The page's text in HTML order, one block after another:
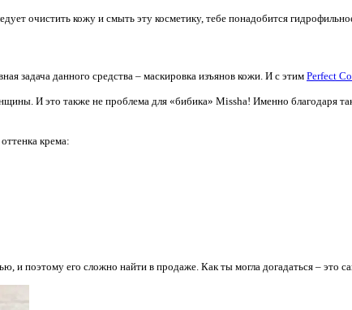
очистить кожу и смыть эту косметику, тебе понадобится
задача данного средства – маскировка изъянов кожи. И с этим Perfect
И это также не проблема для «бибика» Missha! Именно благодаря
крема:
и поэтому его сложно найти в продаже. Как ты могла догадаться – это